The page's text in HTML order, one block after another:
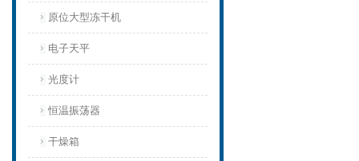
原位大型冻干机
电子天平
光度计
恒温振荡器
干燥箱